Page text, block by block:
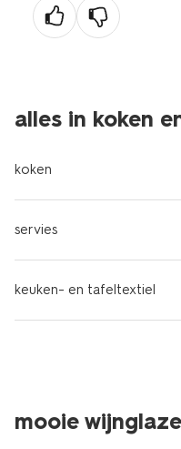
alles in koken
koken
servies
keuken- en tafeltextiel
mooie